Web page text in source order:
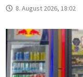
8. August 2026, 18:02